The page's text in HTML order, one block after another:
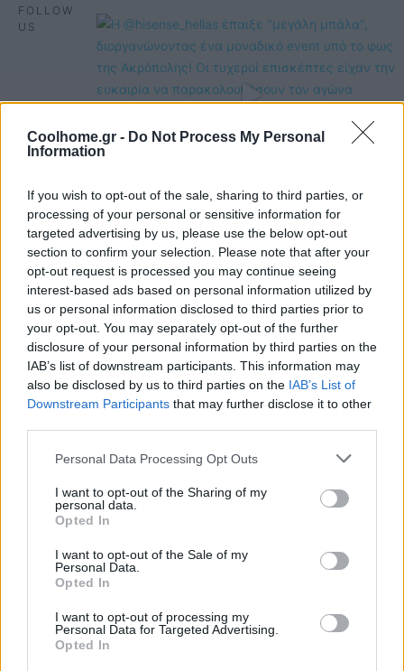
Coolhome.gr - Do Not Process My Personal
Information
If you wish to opt-out of the sale, sharing to third parties, or
processing of your personal or sensitive information for
targeted advertising by us, please use the below opt-out
section to confirm your selection. Please note that after your
opt-out request is processed you may continue seeing
interest-based ads based on personal information utilized by
us or personal information disclosed to third parties prior to
your opt-out. You may separately opt-out of the further
disclosure of your personal information by third parties on the
IAB’s list of downstream participants. This information may
also be disclosed by us to third parties on the IAB’s List of
Downstream Participants that may further disclose it to other
Personal Data Processing Opt Outs
I want to opt-out of the Sharing of my
personal data.
Opted In
I want to opt-out of the Sale of my
Personal Data.
Opted In
I want to opt-out of processing my
Personal Data for Targeted Advertising.
Opted In
FOLLOW
US
OMEGR